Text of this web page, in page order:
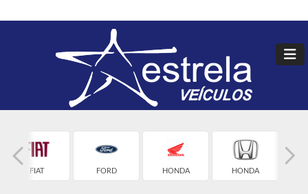
FIAT FORD HONDA HONDA